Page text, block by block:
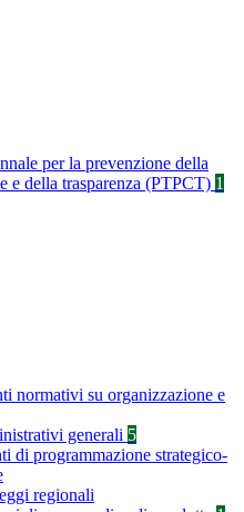
per la prevenzione della
e della trasparenza (PTPCT) 1
normativi su organizzazione e
generali 5
di programmazione strategico-
regionali